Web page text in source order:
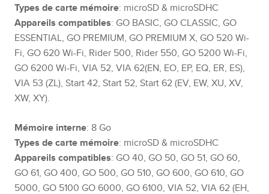
Types de carte mémoire: microSD & microSDHC
Appareils compatibles: GO BASIC, GO CLASSIC, GO
ESSENTIAL, GO PREMIUM, GO PREMIUM X, GO 520 Wi-
Fi, GO 620 Wi-Fi, Rider 500, Rider 550, GO 5200 Wi-Fi,
GO 6200 Wi-Fi, VIA 52, VIA 62(EN, EO, EP, EQ, ER, ES),
VIA 53 (ZL), Start 42, Start 52, Start 62 (EV, EW, XU, XV,
XW, XY).
Mémoire interne: 8 Go
Types de carte mémoire: microSD & microSDHC
Appareils compatibles: GO 40, GO 50, GO 51, GO 60,
GO 61, GO 400, GO 500, GO 510, GO 600, GO 610, GO
5000, GO 5100 GO 6000, GO 6100, VIA 52, VIA 62 (EH,